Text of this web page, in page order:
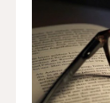
日帰り手術
選ばれる理由